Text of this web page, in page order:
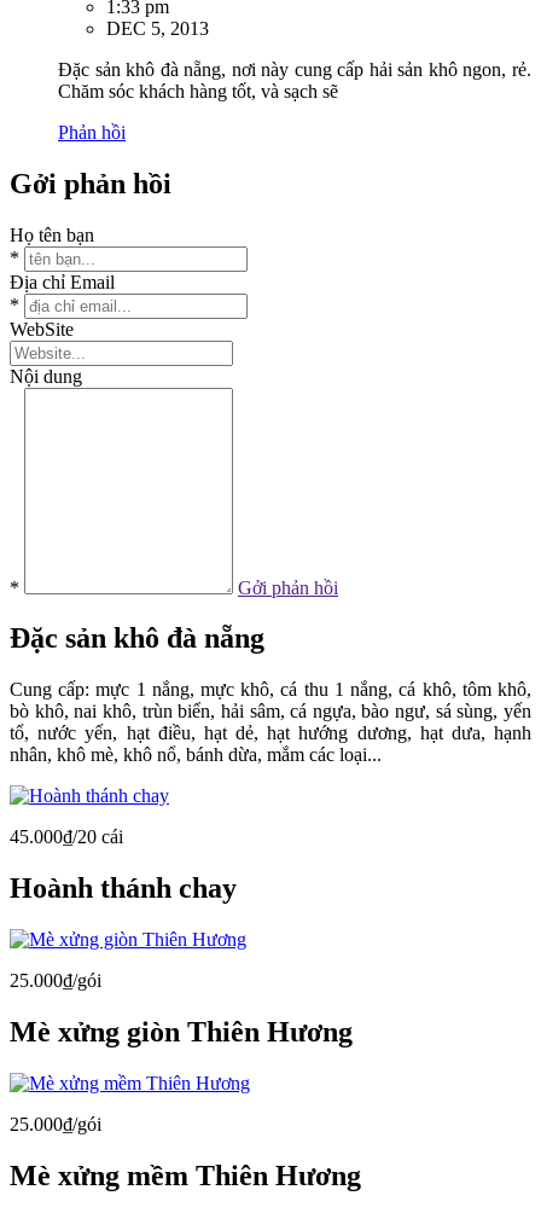
1:33 pm
DEC 5, 2013
Đặc sản khô đà nẵng, nơi này cung cấp hải sản khô ngon, rẻ.
Chăm sóc khách hàng tốt, và sạch sẽ
Phản hồi
Gởi phản hồi
Họ tên bạn
*
Địa chỉ Email
*
WebSite
Nội dung
* Gởi phản hồi
Đặc sản khô đà nẵng
Cung cấp: mực 1 nắng, mực khô, cá thu 1 nắng, cá khô, tôm khô,
bò khô, nai khô, trùn biển, hải sâm, cá ngựa, bào ngư, sá sùng, yến
tổ, nước yến, hạt điều, hạt dẻ, hạt hướng dương, hạt dưa, hạnh
nhân, khô mè, khô nổ, bánh dừa, mắm các loại...
45.000₫/20 cái
Hoành thánh chay
25.000₫/gói
Mè xửng giòn Thiên Hương
25.000₫/gói
Mè xửng mềm Thiên Hương